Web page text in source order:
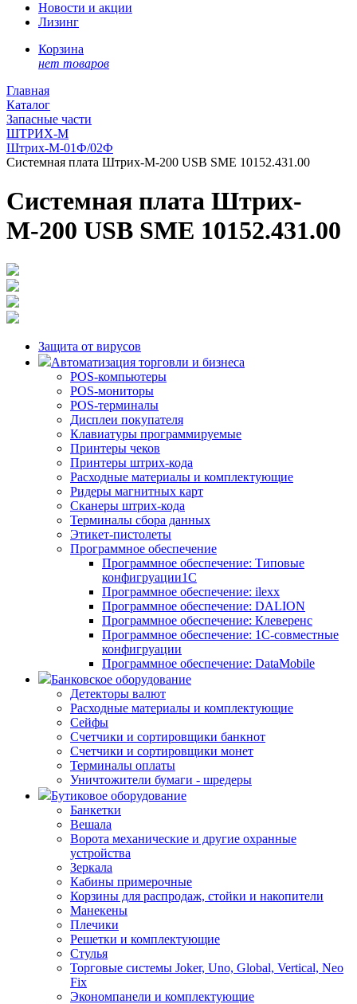
Новости и акции
Лизинг
Корзина
нет товаров
Главная
Каталог
Запасные части
ШТРИХ-М
Штрих-М-01Ф/02Ф
Системная плата Штрих-М-200 USB SME 10152.431.00
Системная плата Штрих-
М-200 USB SME 10152.431.00
Защита от вирусов
Автоматизация торговли и бизнеса
POS-компьютеры
POS-мониторы
POS-терминалы
Дисплеи покупателя
Клавиатуры программируемые
Принтеры чеков
Принтеры штрих-кода
Расходные материалы и комплектующие
Ридеры магнитных карт
Сканеры штрих-кода
Терминалы сбора данных
Этикет-пистолеты
Программное обеспечение
Программное обеспечение: Типовые
конфигруации1С
Программное обеспечение: ilexx
Программное обеспечение: DALION
Программное обеспечение: Клеверенс
Программное обеспечение: 1С-совместные
конфигруации
Программное обеспечение: DataMobile
Банковское оборудование
Детекторы валют
Расходные материалы и комплектующие
Сейфы
Счетчики и сортировщики банкнот
Счетчики и сортировщики монет
Терминалы оплаты
Уничтожители бумаги - шредеры
Бутиковое оборудование
Банкетки
Вешала
Ворота механические и другие охранные
устройства
Зеркала
Кабины примерочные
Корзины для распродаж, стойки и накопители
Манекены
Плечики
Решетки и комплектующие
Стулья
Торговые системы Joker, Uno, Global, Vertical, Neo
Fix
Экономпанели и комплектующие